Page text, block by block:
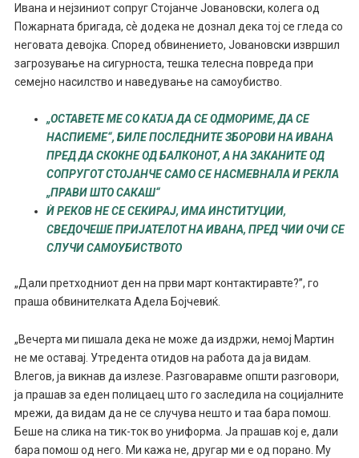
Ивана и нејзиниот сопруг Стојанче Јовановски, колега од
Пожарната бригада, сѐ додека не дознал дека тој се гледа со
неговата девојка. Според обвинението, Јовановски извршил
загрозување на сигурноста, тешка телесна повреда при
семејно насилство и наведување на самоубиство.
„ОСТАВЕТЕ МЕ СО КАТЈА ДА СЕ ОДМОРИМЕ, ДА СЕ
НАСПИЕМЕ“, БИЛЕ ПОСЛЕДНИТЕ ЗБОРОВИ НА ИВАНА
ПРЕД ДА СКОКНЕ ОД БАЛКОНОТ, А НА ЗАКАНИТЕ ОД
СОПРУГОТ СТОЈАНЧЕ САМО СЕ НАСМЕВНАЛА И РЕКЛА
„ПРАВИ ШТО САКАШ“
Ѝ РЕКОВ НЕ СЕ СЕКИРАЈ, ИМА ИНСТИТУЦИИ,
СВЕДОЧЕШЕ ПРИЈАТЕЛОТ НА ИВАНА, ПРЕД ЧИИ ОЧИ СЕ
СЛУЧИ САМОУБИСТВОТО
„Дали претходниот ден на први март контактиравте?”, го
праша обвинителката Адела Бојчевиќ.
„Вечерта ми пишала дека не може да издржи, немој Mартин
не ме оставај. Утредента отидов на работа да ја видам.
Влегов, ја викнав да излезе. Разговаравме општи разговори,
ја прашав за еден полицаец што го заследила на социјалните
мрежи, да видам да не се случува нешто и таа бара помош.
Беше на слика на тик-ток во униформа. Ја прашав кој е, дали
бара помош од него. Ми кажа не, другар ми е од порано. Му